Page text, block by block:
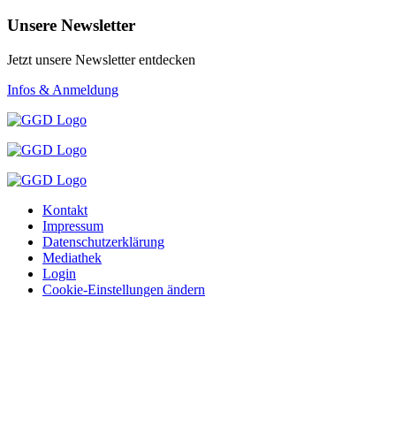
Unsere Newsletter
Jetzt unsere Newsletter entdecken
Infos & Anmeldung
Kontakt
Impressum
Datenschutzerklärung
Mediathek
Login
Cookie-Einstellungen ändern